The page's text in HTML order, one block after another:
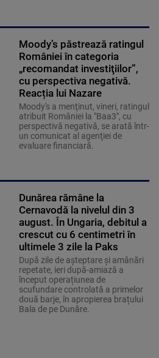
Moody’s păstrează ratingul
României în categoria
„recomandat investiţiilor”,
cu perspectiva negativă.
Reacția lui Nazare
Moody's a menţinut, vineri, ratingul
atribuit României la "Baa3", cu
perspectivă negativă, se arată într-
un comunicat al agenţiei de
evaluare financiară.
Dunărea rămâne la
Cernavodă la nivelul din 3
august. În Ungaria, debitul a
crescut cu 6 centimetri în
ultimele 3 zile la Paks
După zile de așteptare și amânări
repetate, ieri după-amiază a
început operațiunea de
scufundare controlată a primelor
două barje, în apropierea brațului
Bala de pe Dunăre.